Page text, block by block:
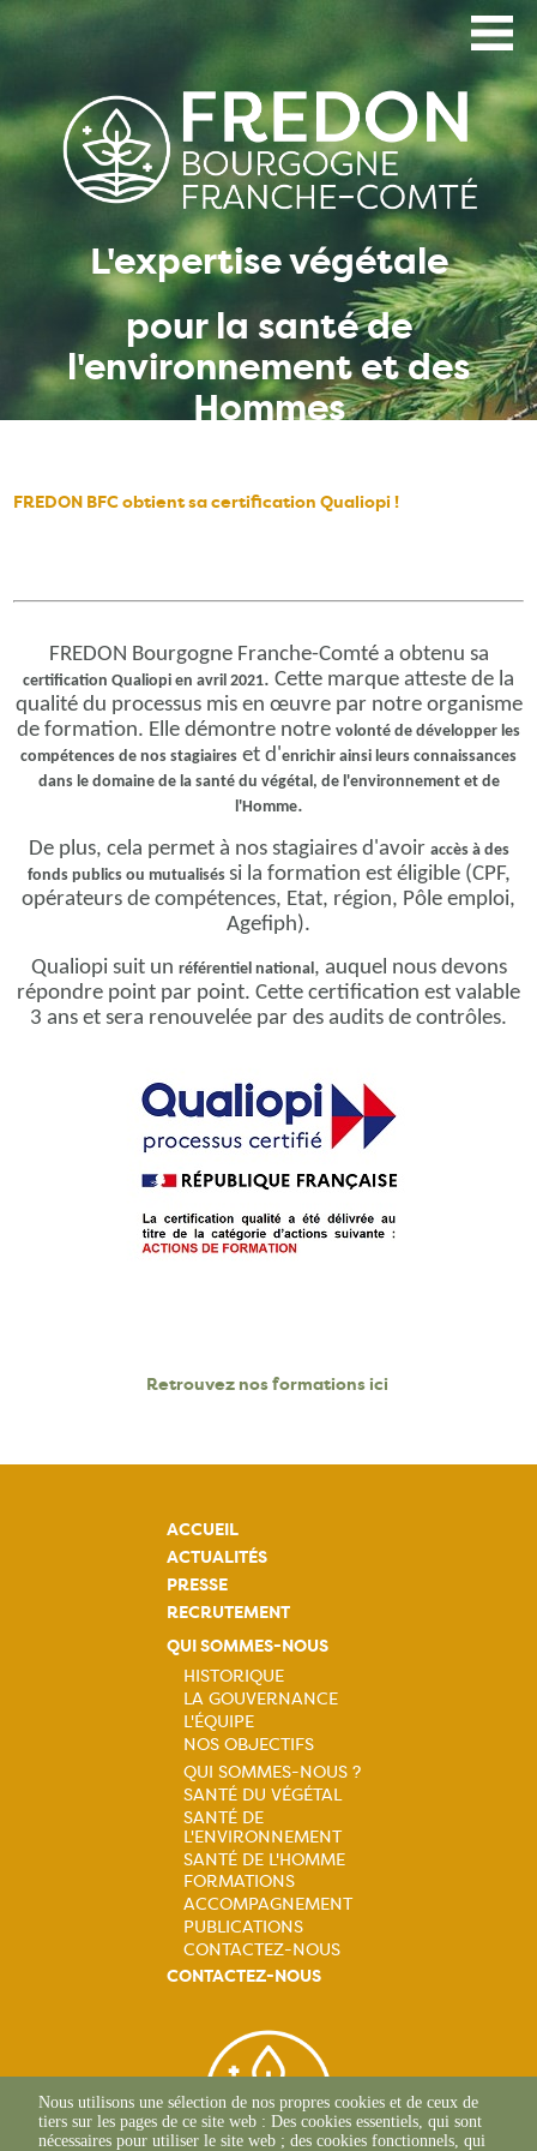
L'expertise végétale
pour la santé de
l'environnement et des
Hommes
FREDON BFC obtient sa certification Qualiopi !
FREDON Bourgogne Franche-Comté a obtenu sa
certification Qualiopi en avril 2021. Cette marque atteste de la
qualité du processus mis en œuvre par notre organisme
de formation. Elle démontre notre volonté de développer les
compétences de nos stagiaires et d'enrichir ainsi leurs connaissances
dans le domaine de la santé du végétal, de l'environnement et de
l'Homme.
De plus, cela permet à nos stagiaires d'avoir accès à des
fonds publics ou mutualisés si la formation est éligible (CPF,
opérateurs de compétences, Etat, région, Pôle emploi,
Agefiph).
Qualiopi suit un référentiel national, auquel nous devons
répondre point par point. Cette certification est valable
3 ans et sera renouvelée par des audits de contrôles.
Retrouvez nos formations ici
ACCUEIL
ACTUALITÉS
PRESSE
RECRUTEMENT
QUI SOMMES-NOUS
Navigation
principale
HISTORIQUE
LA GOUVERNANCE
L'ÉQUIPE
NOS OBJECTIFS
Navigation
principale
QUI SOMMES-NOUS ?
SANTÉ DU VÉGÉTAL
SANTÉ DE
L'ENVIRONNEMENT
SANTÉ DE L'HOMME
FORMATIONS
ACCOMPAGNEMENT
PUBLICATIONS
CONTACTEZ-NOUS
CONTACTEZ-NOUS
Nous utilisons une sélection de nos propres cookies et de ceux de
tiers sur les pages de ce site web : Des cookies essentiels, qui sont
nécessaires pour utiliser le site web ; des cookies fonctionnels, qui